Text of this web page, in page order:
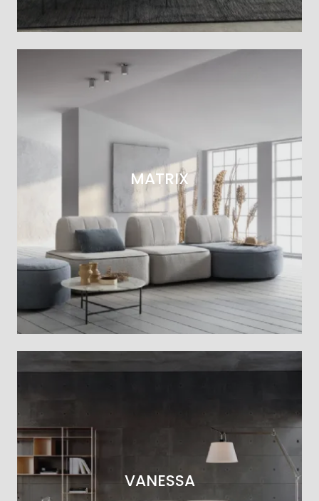
MATRIX
VANESSA